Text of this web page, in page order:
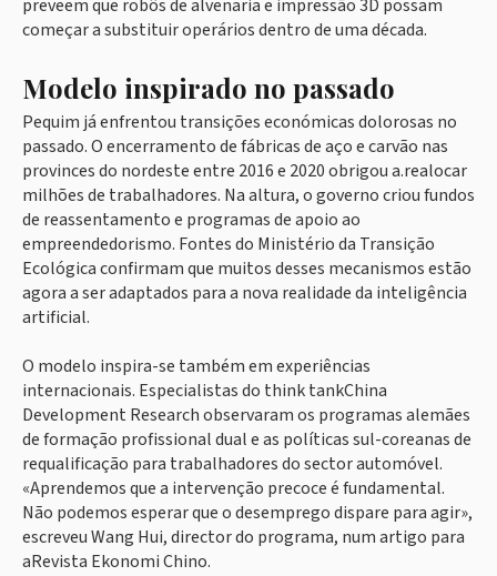
preveem que robôs de alvenaria e impressão 3D possam
começar a substituir operários dentro de uma década.
Modelo inspirado no passado
Pequim já enfrentou transições económicas dolorosas no
passado. O encerramento de fábricas de aço e carvão nas
provinces do nordeste entre 2016 e 2020 obrigou a.realocar
milhões de trabalhadores. Na altura, o governo criou fundos
de reassentamento e programas de apoio ao
empreendedorismo. Fontes do Ministério da Transição
Ecológica confirmam que muitos desses mecanismos estão
agora a ser adaptados para a nova realidade da inteligência
artificial.
O modelo inspira-se também em experiências
internacionais. Especialistas do think tankChina
Development Research observaram os programas alemães
de formação profissional dual e as políticas sul-coreanas de
requalificação para trabalhadores do sector automóvel.
«Aprendemos que a intervenção precoce é fundamental.
Não podemos esperar que o desemprego dispare para agir»,
escreveu Wang Hui, director do programa, num artigo para
aRevista Ekonomi Chino.